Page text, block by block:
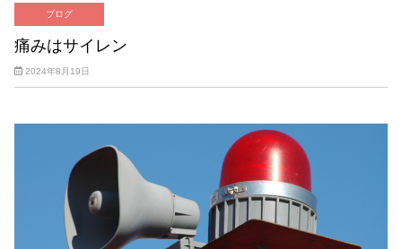
ブログ
痛みはサイレン
2024年8月19日